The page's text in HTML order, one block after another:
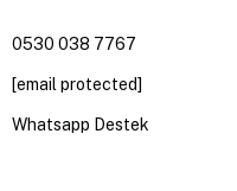
0530 038 7767
[email protected]
Whatsapp Destek